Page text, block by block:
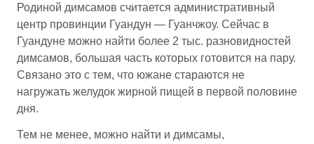
Родиной димсамов считается административный
центр провинции Гуандун — Гуанчжоу. Сейчас в
Гуандуне можно найти более 2 тыс. разновидностей
димсамов, большая часть которых готовится на пару.
Связано это с тем, что южане стараются не
нагружать желудок жирной пищей в первой половине
дня.
Тем не менее, можно найти и димсамы,